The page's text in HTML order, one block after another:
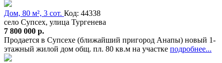
Дом, 80 м², 3 сот. Код: 44338
село Супсех, улица Тургенева
7 800 000 р.
Продается в Супсехе (ближайший пригород Анапы) новый 1-
этажный жилой дом общ. пл. 80 кв.м на участке подробнее...